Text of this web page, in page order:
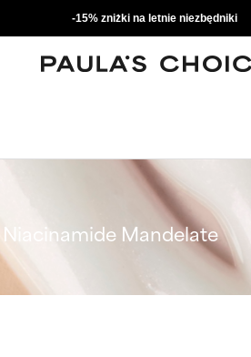
-15% zniżki na letnie niezbędniki
Niacinamide Mandelate